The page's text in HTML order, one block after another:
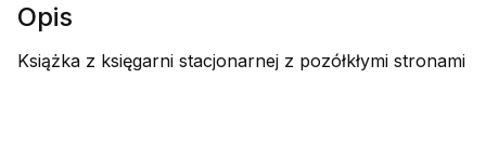
Opis
Książka z księgarni stacjonarnej z pozółkłymi stronami